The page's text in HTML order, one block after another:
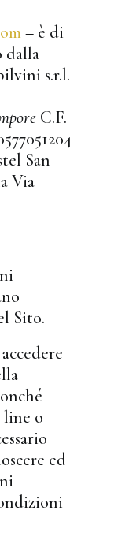
– è di
dalla
s.r.l.
C.F.
San
Via
Sito.
line o
ed